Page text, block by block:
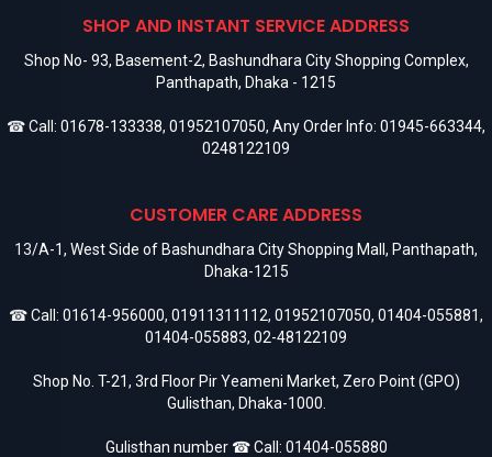
SHOP AND INSTANT SERVICE ADDRESS
Shop No- 93, Basement-2, Bashundhara City Shopping Complex,
Panthapath, Dhaka - 1215
☎ Call: 01678-133338, 01952107050, Any Order Info: 01945-663344,
0248122109
CUSTOMER CARE ADDRESS
13/A-1, West Side of Bashundhara City Shopping Mall, Panthapath,
Dhaka-1215
☎ Call: 01614-956000, 01911311112, 01952107050, 01404-055881,
01404-055883, 02-48122109
Shop No. T-21, 3rd Floor Pir Yeameni Market, Zero Point (GPO)
Gulisthan, Dhaka-1000.
Gulisthan number ☎ Call: 01404-055880